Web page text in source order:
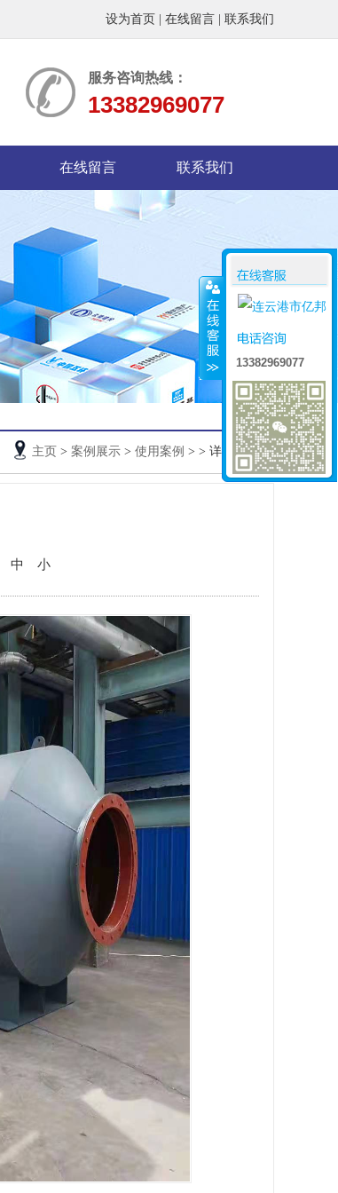
设为首页 在线留言 联系我们
服务咨询热线：
13382969077
在线留言 联系我们
主页 > 案例展示 > 使用案例 > > 详细信息
中 小
13382969077